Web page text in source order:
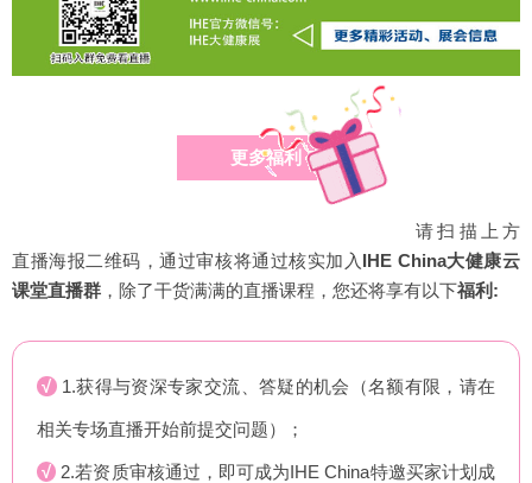
更多福利
请扫描上方
直播海报二维码，通过审核将通过核实加入 IHE China大健康云
课堂直播群 ，除了干货满满的直播课程，您还将享有以下福利:
√1.获得与资深专家交流、答疑的机会（名额有限，请在
相关专场直播开始前提交问题）；
√ 2.若资质审核通过，即可成为IHE China特邀买家计划成